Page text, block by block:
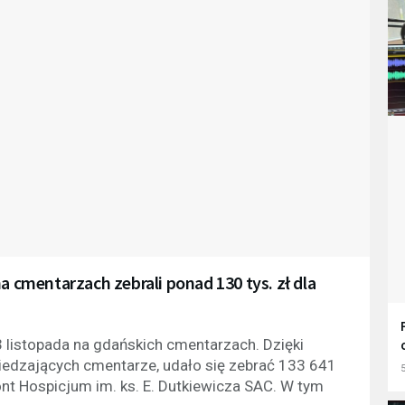
cmentarzach zebrali ponad 130 tys. zł dla
na gdańskich cmentarzach. Dzięki
cmentarze, udało się zebrać 133 641
Hospicjum im. ks. E. Dutkiewicza SAC. W tym